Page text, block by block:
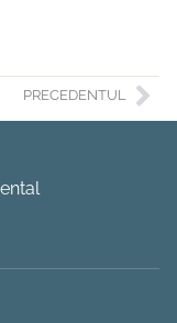
PRECEDENTUL